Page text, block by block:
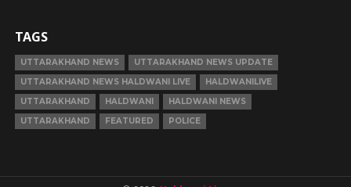
TAGS
UTTARAKHAND NEWS
UTTARAKHAND NEWS UPDATE
UTTARAKHAND NEWS HALDWANI LIVE
HALDWANILIVE
UTTARAKHAND
HALDWANI
HALDWANI NEWS
UTTARAKHAND
FEATURED POLICE